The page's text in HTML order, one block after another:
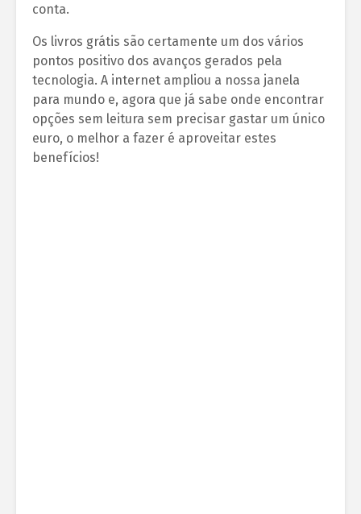
conta.
Os livros grátis são certamente um dos vários
pontos positivo dos avanços gerados pela
tecnologia. A internet ampliou a nossa janela
para mundo e, agora que já sabe onde encontrar
opções sem leitura sem precisar gastar um único
euro, o melhor a fazer é aproveitar estes
benefícios!